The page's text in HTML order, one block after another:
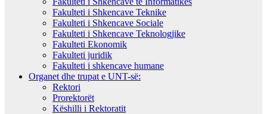
Fakulteti i Shkencave Teknike
Fakulteti i Shkencave Sociale
Fakulteti i Shkencave Teknologjike
Fakulteti Ekonomik
Fakulteti juridik
Fakulteti i shkencave humane
Organet dhe trupat e UNT-së:
Rektori
Prorektorët
Këshilli i Rektoratit